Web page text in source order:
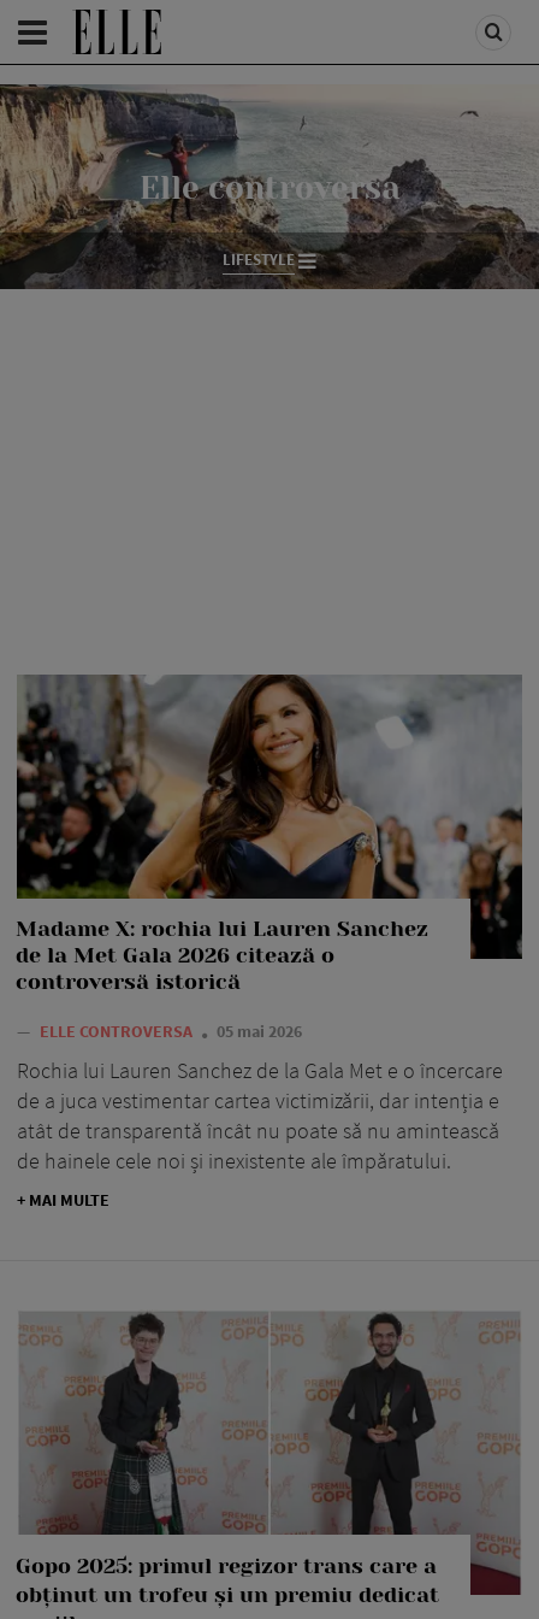
HOMEPAGE /LIFESTYLE
Elle controversa
LIFESTYLE
Madame X: rochia lui Lauren Sanchez
de la Met Gala 2026 citează o
controversă istorică
— ELLE CONTROVERSA 05 mai 2026
Rochia lui Lauren Sanchez de la Gala Met e o încercare
de a juca vestimentar cartea victimizării, dar intenția e
atât de transparentă încât nu poate să nu amintească
de hainele cele noi și inexistente ale împăratului.
+ MAI MULTE
Gopo 2025: primul regizor trans care a
obținut un trofeu și un premiu dedicat